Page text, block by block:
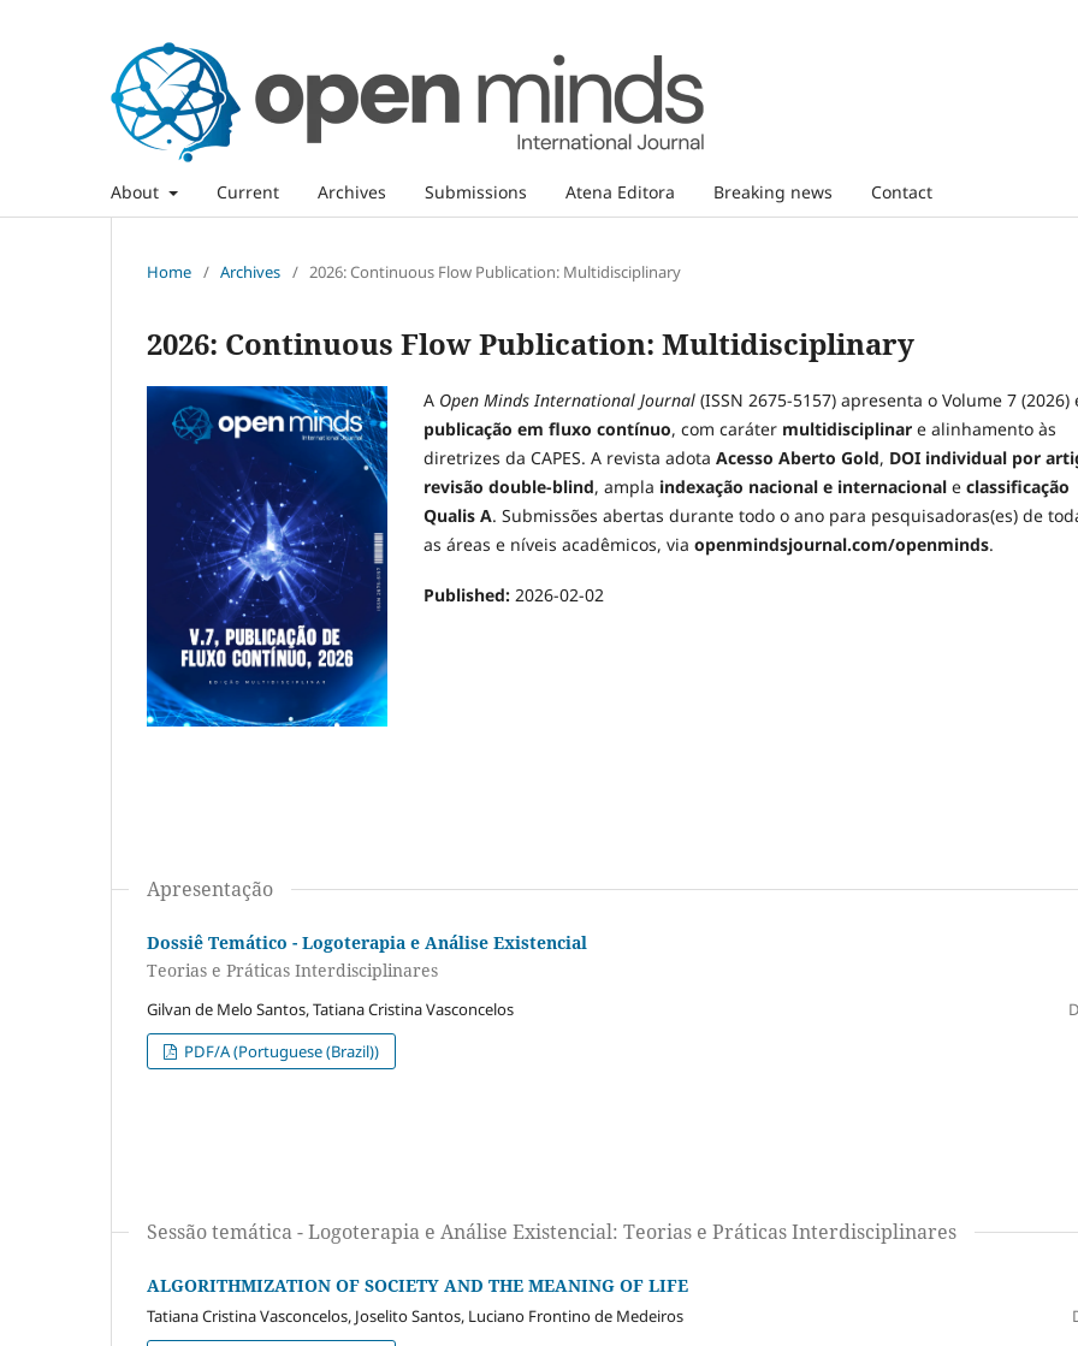
About Current Archives Submissions Atena Editora Breaking news Contact
Home / Archives / 2026: Continuous Flow Publication: Multidisciplinary
2026: Continuous Flow Publication: Multidisciplinary
A Open Minds International Journal (ISSN 2675-5157) apresenta o Volume 7 (2026)
publicação em fluxo contínuo, com caráter multidisciplinar e alinhamento às
diretrizes da CAPES. A revista adota Acesso Aberto Gold, DOI individual por
revisão double-blind, ampla indexação nacional e internacional e classificação
Qualis A. Submissões abertas durante todo o ano para pesquisadoras(es) de
as áreas e níveis acadêmicos, via openmindsjournal.com/openminds.
Published: 2026-02-02
Apresentação
Dossiê Temático - Logoterapia e Análise Existencial
Teorias e Práticas Interdisciplinares
Gilvan de Melo Santos, Tatiana Cristina Vasconcelos
PDF/A (Portuguese (Brazil))
Sessão temática - Logoterapia e Análise Existencial: Teorias e Práticas Interdisciplinares
ALGORITHMIZATION OF SOCIETY AND THE MEANING OF LIFE
Tatiana Cristina Vasconcelos, Joselito Santos, Luciano Frontino de Medeiros